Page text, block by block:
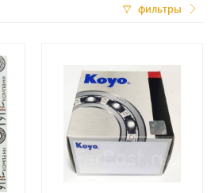
фильтры